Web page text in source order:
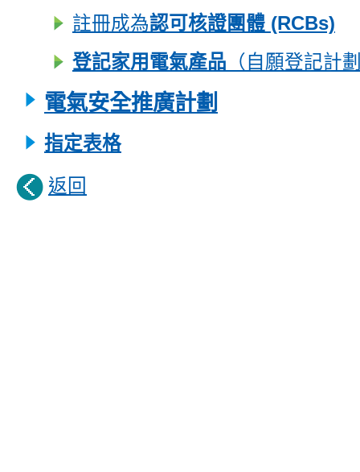
註冊成為認可核證團體 (RCBs)
登記家用電氣產品 （自願登記計
電氣安全推廣計劃
指定表格
返回